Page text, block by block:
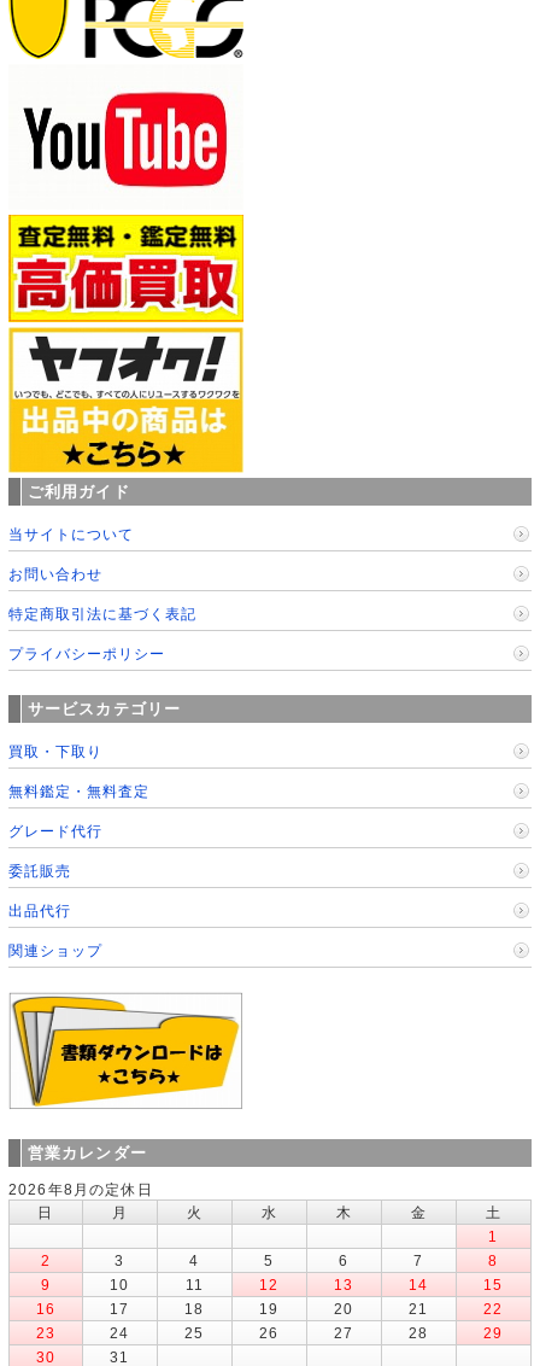
ご利用ガイド
当サイトについて
お問い合わせ
特定商取引法に基づく表記
プライバシーポリシー
サービスカテゴリー
買取・下取り
無料鑑定・無料査定
グレード代行
委託販売
出品代行
関連ショップ
営業カレンダー
2026年8月の定休日
日
月 火 水 木 金
土
1
2
3 4 5 6 7
8
9
10 11 12 13 14
15
16
17 18 19 20 21
22
23
24 25 26 27 28
29
30
31